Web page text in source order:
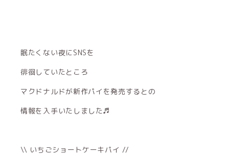
眠たくない夜にSNSを
徘徊していたところ
マクドナルドが新作パイを発売するとの
情報を入手いたしました♬
\\ いちごショートケーキパイ //